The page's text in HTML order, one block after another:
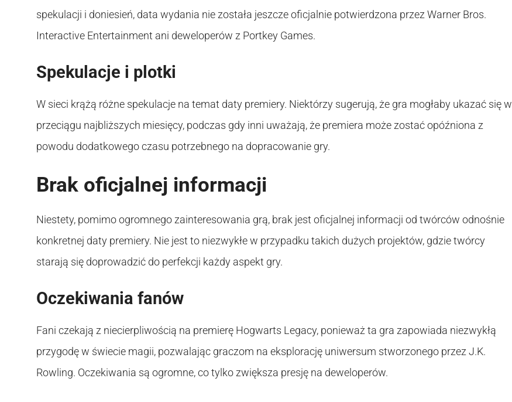
spekulacji i doniesień, data wydania nie została jeszcze oficjalnie potwierdzona przez Warner Bros.
Interactive Entertainment ani deweloperów z Portkey Games.
Spekulacje i plotki
W sieci krążą różne spekulacje na temat daty premiery. Niektórzy sugerują, że gra mogłaby ukazać się w
przeciągu najbliższych miesięcy, podczas gdy inni uważają, że premiera może zostać opóźniona z
powodu dodatkowego czasu potrzebnego na dopracowanie gry.
Brak oficjalnej informacji
Niestety, pomimo ogromnego zainteresowania grą, brak jest oficjalnej informacji od twórców odnośnie
konkretnej daty premiery. Nie jest to niezwykłe w przypadku takich dużych projektów, gdzie twórcy
starają się doprowadzić do perfekcji każdy aspekt gry.
Oczekiwania fanów
Fani czekają z niecierpliwością na premierę Hogwarts Legacy, ponieważ ta gra zapowiada niezwykłą
przygodę w świecie magii, pozwalając graczom na eksplorację uniwersum stworzonego przez J.K.
Rowling. Oczekiwania są ogromne, co tylko zwiększa presję na deweloperów.